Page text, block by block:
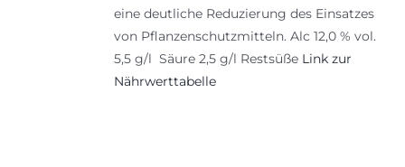
eine deutliche Reduzierung des Einsatzes
von Pflanzenschutzmitteln. Alc 12,0 % vol.
5,5 g/l Säure 2,5 g/l Restsüße Link zur
Nährwerttabelle